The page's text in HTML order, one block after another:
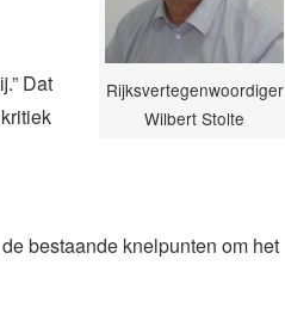
Rijksvertegenwoordiger
Wilbert Stolte
Dat
bestaande knelpunten om het